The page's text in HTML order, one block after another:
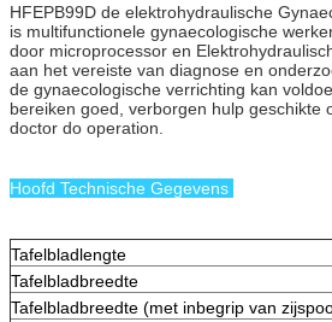
HFEPB99D de elektrohydraulische
is multifunctionele gynaecologische
door microprocessor en
aan het vereiste van diagnose en
de gynaecologische verrichting kan
bereiken goed, verborgen hulp geschikte
doctor do operation.
Hoofd Technische Gegevens
Tafelbladlengte
Tafelbladbreedte
Tafelbladbreedte (met inbegrip van